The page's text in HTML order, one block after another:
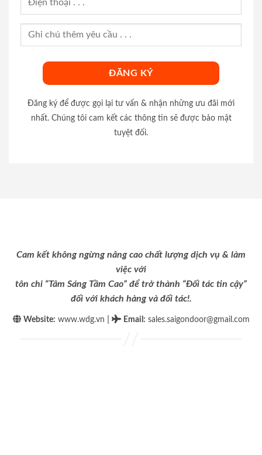
Đăng ký để được gọi lại tư vấn & nhận những ưu đãi mới
nhất. Chúng tôi cam kết các thông tin sẽ được bảo mật
tuyệt đối.
Cam kết không ngừng nâng cao chất lượng dịch vụ & làm
việc với
tôn chỉ “Tâm Sáng Tầm Cao” để trở thành “Đối tác tin cậy”
đối với khách hàng và đối tác!.
Website: www.wdg.vn Email : sales.saigondoor@gmail.com